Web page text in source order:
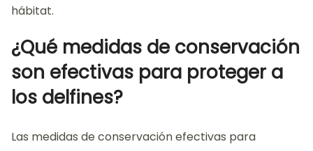
hábitat.
¿Qué medidas de conservación
son efectivas para proteger a
los delfines?
Las medidas de conservación efectivas para